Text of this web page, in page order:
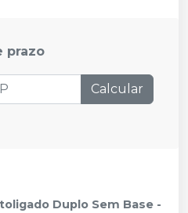
prazo
Calcular
Duplo Sem Base -